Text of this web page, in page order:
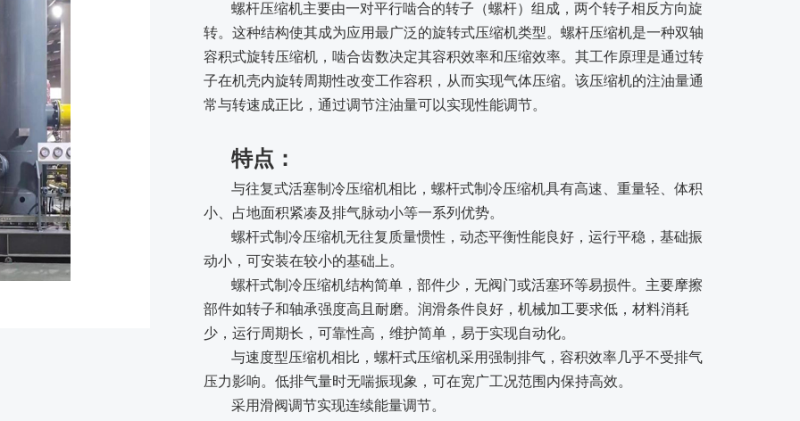
螺杆压缩机主要由一对平行啮合的转子（螺杆）组成，两个转子相反方向旋
转。这种结构使其成为应用最广泛的旋转式压缩机类型。螺杆压缩机是一种双轴
容积式旋转压缩机，啮合齿数决定其容积效率和压缩效率。其工作原理是通过转
子在机壳内旋转周期性改变工作容积，从而实现气体压缩。该压缩机的注油量通
常与转速成正比，通过调节注油量可以实现性能调节。
特点：
与往复式活塞制冷压缩机相比，螺杆式制冷压缩机具有高速、重量轻、体积
小、占地面积紧凑及排气脉动小等一系列优势。
螺杆式制冷压缩机无往复质量惯性，动态平衡性能良好，运行平稳，基础振
动小，可安装在较小的基础上。
螺杆式制冷压缩机结构简单，部件少，无阀门或活塞环等易损件。主要摩擦
部件如转子和轴承强度高且耐磨。润滑条件良好，机械加工要求低，材料消耗
少，运行周期长，可靠性高，维护简单，易于实现自动化。
与速度型压缩机相比，螺杆式压缩机采用强制排气，容积效率几乎不受排气
压力影响。低排气量时无喘振现象，可在宽广工况范围内保持高效。
采用滑阀调节实现连续能量调节。